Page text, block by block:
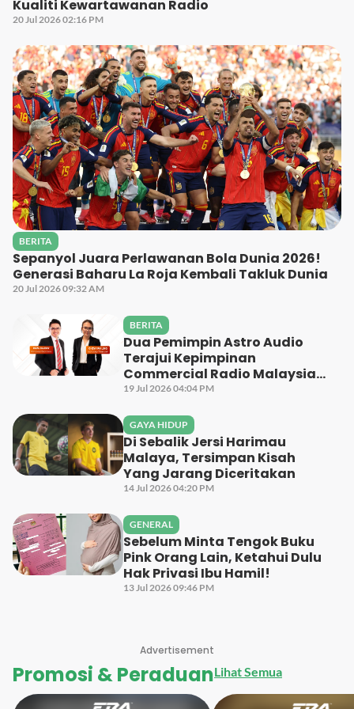
Kualiti Kewartawanan Radio
20 Jul 2026 02:16 PM
BERITA
Sepanyol Juara Perlawanan Bola Dunia 2026!
Generasi Baharu La Roja Kembali Takluk Dunia
20 Jul 2026 09:32 AM
BERITA
Dua Pemimpin Astro Audio
Terajui Kepimpinan
Commercial Radio Malaysia
Bagi Penggal 2026-2028
19 Jul 2026 04:04 PM
GAYA HIDUP
Di Sebalik Jersi Harimau
Malaya, Tersimpan Kisah
Yang Jarang Diceritakan
14 Jul 2026 04:20 PM
GENERAL
Sebelum Minta Tengok Buku
Pink Orang Lain, Ketahui Dulu
Hak Privasi Ibu Hamil!
13 Jul 2026 09:46 PM
Advertisement
Promosi & PeraduanLihat Semua